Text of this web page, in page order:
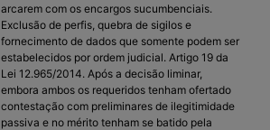
arcarem com os encargos sucumbenciais.
Exclusão de perfis, quebra de sigilos e
fornecimento de dados que somente podem ser
estabelecidos por ordem judicial. Artigo 19 da
Lei 12.965/2014. Após a decisão liminar,
embora ambos os requeridos tenham ofertado
contestação com preliminares de ilegitimidade
passiva e no mérito tenham se batido pela